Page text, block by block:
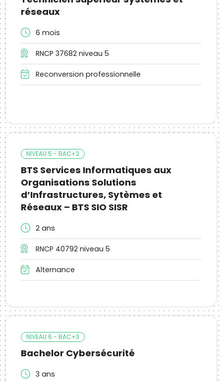
réseaux
6 mois
RNCP 37682 niveau 5
Reconversion professionnelle
NIVEAU 5 - BAC+2
BTS Services Informatiques aux
Organisations Solutions
d’Infrastructures, Sytèmes et
Réseaux – BTS SIO SISR
2 ans
RNCP 40792 niveau 5
Alternance
NIVEAU 6 - BAC+3
Bachelor Cybersécurité
3 ans